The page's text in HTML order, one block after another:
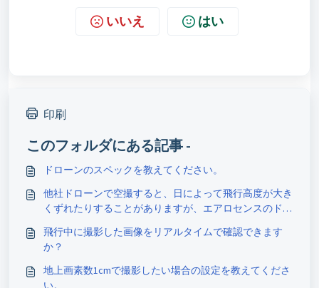
いいえ はい
印刷
このフォルダにある記事 -
ドローンのスペックを教えてください。
他社ドローンで空撮すると、日によって飛行高度が大き
くずれたりすることがありますが、エアロセンスのドロ
飛行中に撮影した画像をリアルタイムで確認できます
か？
地上画素数1cmで撮影したい場合の設定を教えてくださ
い。